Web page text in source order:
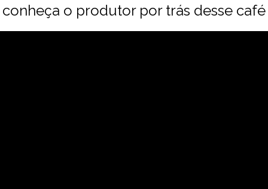
conheça o produtor por trás desse café